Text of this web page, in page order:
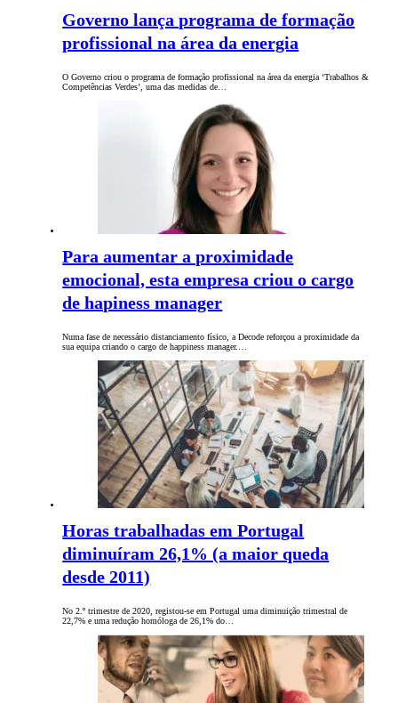
Governo lança programa de formação
profissional na área da energia
O Governo criou o programa de formação profissional na área da energia ‘Trabalhos &
Competências Verdes’, uma das medidas de…
Para aumentar a proximidade
emocional, esta empresa criou o cargo
de hapiness manager
Numa fase de necessário distanciamento físico, a Decode reforçou a proximidade da
sua equipa criando o cargo de happiness manager.…
Horas trabalhadas em Portugal
diminuíram 26,1% (a maior queda
desde 2011)
No 2.º trimestre de 2020, registou-se em Portugal uma diminuição trimestral de
22,7% e uma redução homóloga de 26,1% do…